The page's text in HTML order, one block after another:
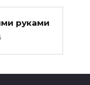
руками